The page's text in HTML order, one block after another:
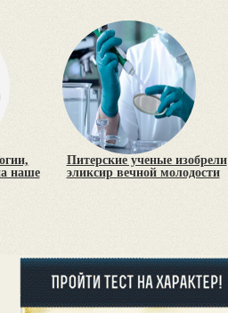
наше
Питерские ученые изобрели
эликсир вечной молодости